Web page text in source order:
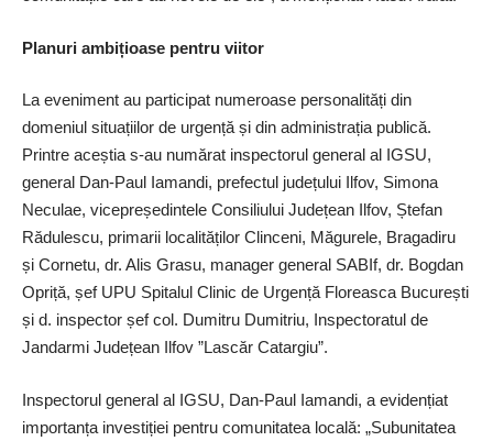
Planuri ambițioase pentru viitor
La eveniment au participat numeroase personalități din
domeniul situațiilor de urgență și din administrația publică.
Printre aceștia s-au numărat inspectorul general al IGSU,
general Dan-Paul Iamandi, prefectul județului Ilfov, Simona
Neculae, vicepreședintele Consiliului Județean Ilfov, Ștefan
Rădulescu, primarii localităților Clinceni, Măgurele, Bragadiru
și Cornetu, dr. Alis Grasu, manager general SABIf, dr. Bogdan
Opriță, șef UPU Spitalul Clinic de Urgență Floreasca București
și d. inspector șef col. Dumitru Dumitriu, Inspectoratul de
Jandarmi Județean Ilfov ”Lascăr Catargiu”.
Inspectorul general al IGSU, Dan-Paul Iamandi, a evidențiat
importanța investiției pentru comunitatea locală: „Subunitatea